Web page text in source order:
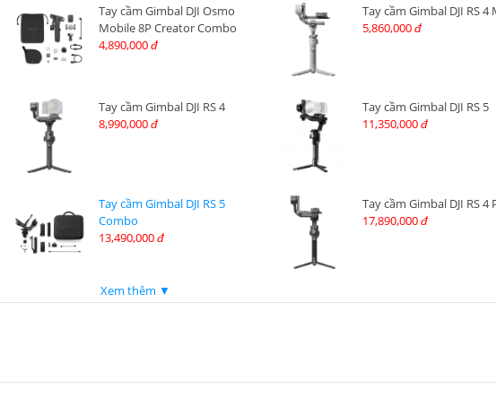
Tay cầm Gimbal DJI Osmo
Mobile 8P Creator Combo
4,890,000 đ
Tay cầm Gimbal DJI RS 4
5,860,000 đ
Tay cầm Gimbal DJI RS 4
8,990,000 đ
Tay cầm Gimbal DJI RS 5
11,350,000 đ
Tay cầm Gimbal DJI RS 5
Combo
13,490,000 đ
Tay cầm Gimbal DJI RS 4
17,890,000 đ
Xem thêm ▼